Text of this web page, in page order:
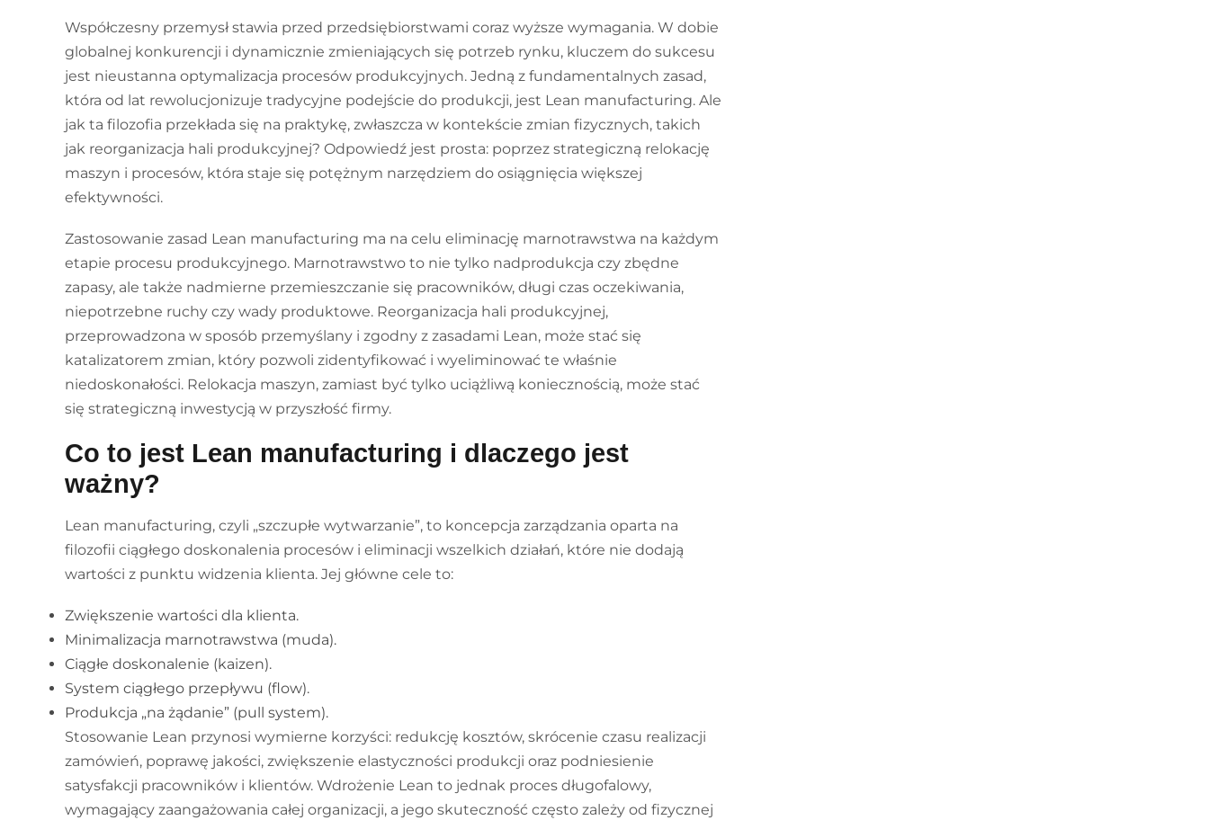
Współczesny przemysł stawia przed przedsiębiorstwami coraz wyższe wymagania. W dobie
globalnej konkurencji i dynamicznie zmieniających się potrzeb rynku, kluczem do sukcesu
jest nieustanna optymalizacja procesów produkcyjnych. Jedną z fundamentalnych zasad,
która od lat rewolucjonizuje tradycyjne podejście do produkcji, jest Lean manufacturing. Ale
jak ta filozofia przekłada się na praktykę, zwłaszcza w kontekście zmian fizycznych, takich
jak reorganizacja hali produkcyjnej? Odpowiedź jest prosta: poprzez strategiczną relokację
maszyn i procesów, która staje się potężnym narzędziem do osiągnięcia większej
efektywności.
Zastosowanie zasad Lean manufacturing ma na celu eliminację marnotrawstwa na każdym
etapie procesu produkcyjnego. Marnotrawstwo to nie tylko nadprodukcja czy zbędne
zapasy, ale także nadmierne przemieszczanie się pracowników, długi czas oczekiwania,
niepotrzebne ruchy czy wady produktowe. Reorganizacja hali produkcyjnej,
przeprowadzona w sposób przemyślany i zgodny z zasadami Lean, może stać się
katalizatorem zmian, który pozwoli zidentyfikować i wyeliminować te właśnie
niedoskonałości. Relokacja maszyn, zamiast być tylko uciążliwą koniecznością, może stać
się strategiczną inwestycją w przyszłość firmy.
Co to jest Lean manufacturing i dlaczego jest
ważny?
Lean manufacturing, czyli „szczupłe wytwarzanie”, to koncepcja zarządzania oparta na
filozofii ciągłego doskonalenia procesów i eliminacji wszelkich działań, które nie dodają
wartości z punktu widzenia klienta. Jej główne cele to:
Zwiększenie wartości dla klienta.
Minimalizacja marnotrawstwa (muda).
Ciągłe doskonalenie (kaizen).
System ciągłego przepływu (flow).
Produkcja „na żądanie” (pull system).
Stosowanie Lean przynosi wymierne korzyści: redukcję kosztów, skrócenie czasu realizacji
zamówień, poprawę jakości, zwiększenie elastyczności produkcji oraz podniesienie
satysfakcji pracowników i klientów. Wdrożenie Lean to jednak proces długofalowy,
wymagający zaangażowania całej organizacji, a jego skuteczność często zależy od fizycznej